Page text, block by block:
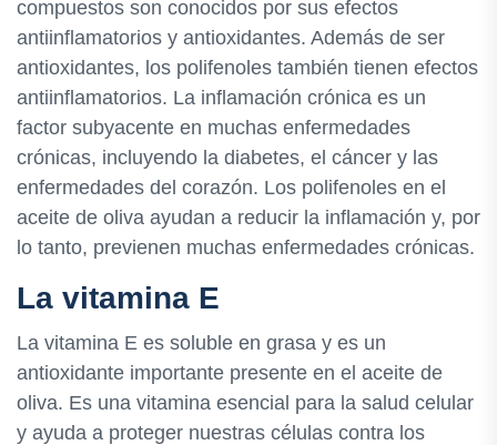
compuestos son conocidos por sus efectos
antiinflamatorios y antioxidantes. Además de ser
antioxidantes, los polifenoles también tienen efectos
antiinflamatorios. La inflamación crónica es un
factor subyacente en muchas enfermedades
crónicas, incluyendo la diabetes, el cáncer y las
enfermedades del corazón. Los polifenoles en el
aceite de oliva ayudan a reducir la inflamación y, por
lo tanto, previenen muchas enfermedades crónicas.
La vitamina E
La vitamina E es soluble en grasa y es un
antioxidante importante presente en el aceite de
oliva. Es una vitamina esencial para la salud celular
y ayuda a proteger nuestras células contra los